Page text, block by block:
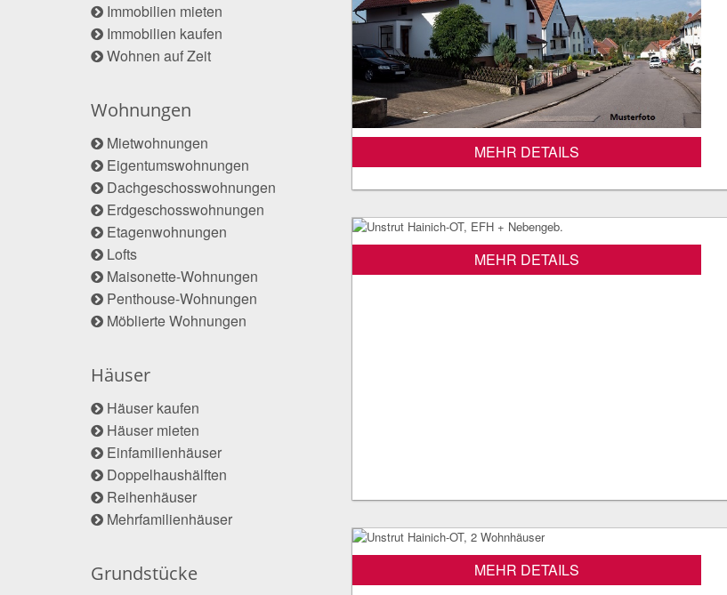
Immobilien mieten
Immobilien kaufen
Wohnen auf Zeit
Wohnungen
Mietwohnungen
Eigentumswohnungen
Dachgeschosswohnungen
Erdgeschosswohnungen
Etagenwohnungen
Lofts
Maisonette-Wohnungen
Penthouse-Wohnungen
Möblierte Wohnungen
Häuser
Häuser kaufen
Häuser mieten
Einfamilienhäuser
Doppelhaushälften
Reihenhäuser
Mehrfamilienhäuser
Grundstücke
MEHR DETAILS
MEHR DETAILS
MEHR DETAILS